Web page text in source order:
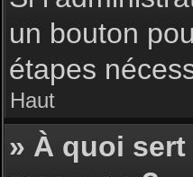
un bouton
étapes
Haut
» À quoi